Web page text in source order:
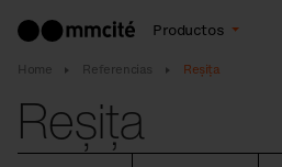
Productos
Home Referencias Reșița
Reșița